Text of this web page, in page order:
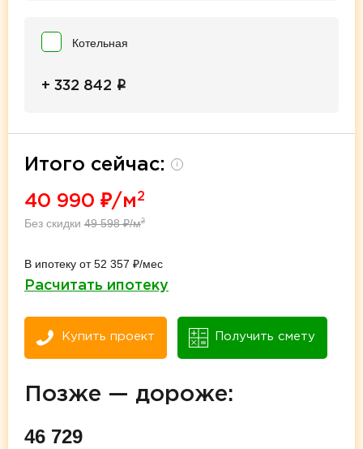
Котельная
+ 332 842 i
Итого сейчас: i
40 990 ₽/м 2
Без скидки 49 598₽/м2
В ипотеку от 52 357 ₽/мес
Расчитать ипотеку
Купить проект Получить смету
Позже — дороже:
46 729